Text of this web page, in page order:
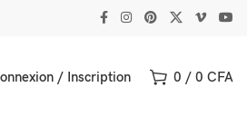
/ Inscription 0 / 0 CFA